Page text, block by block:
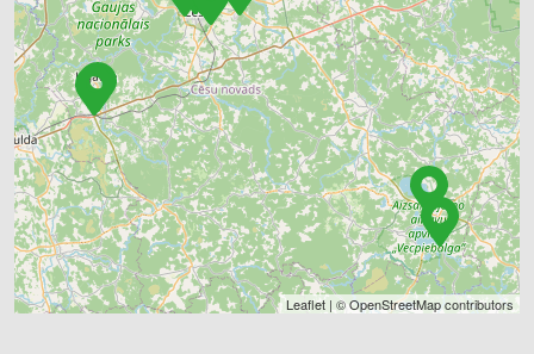
Leaflet | ©OpenStreetMapcontributors